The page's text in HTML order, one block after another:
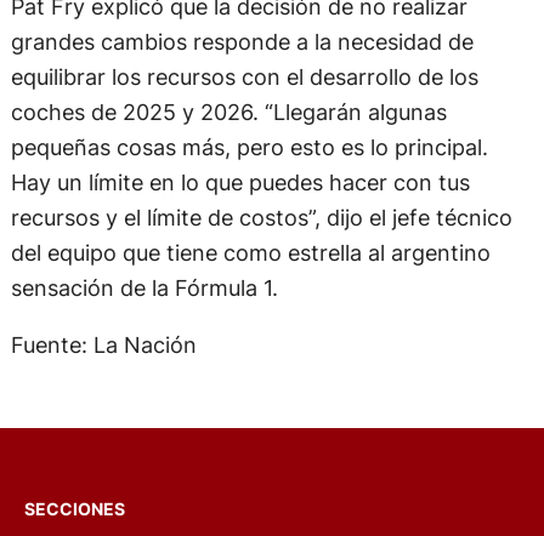
Pat Fry explicó que la decisión de no realizar
grandes cambios responde a la necesidad de
equilibrar los recursos con el desarrollo de los
coches de 2025 y 2026. “Llegarán algunas
pequeñas cosas más, pero esto es lo principal.
Hay un límite en lo que puedes hacer con tus
recursos y el límite de costos”, dijo el jefe técnico
del equipo que tiene como estrella al argentino
sensación de la Fórmula 1.
Fuente: La Nación
SECCIONES